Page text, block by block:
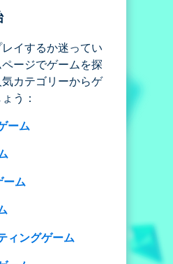
イするか迷ってい
ージでゲームを探
カテゴリーからゲ
う：
ーム
ーム
ィングゲーム